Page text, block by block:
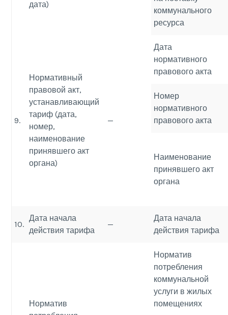
дата)
коммунального
ресурса
9.
Нормативный
правовой акт,
устанавливающий
тариф (дата,
номер,
наименование
принявшего акт
органа)
—
Дата
нормативного
правового акта
Номер
нормативного
правового акта
Наименование
принявшего акт
органа
10.
Дата начала
действия тарифа
—
Дата начала
действия тарифа
Норматив
Норматив
потребления
коммунальной
услуги в жилых
помещениях